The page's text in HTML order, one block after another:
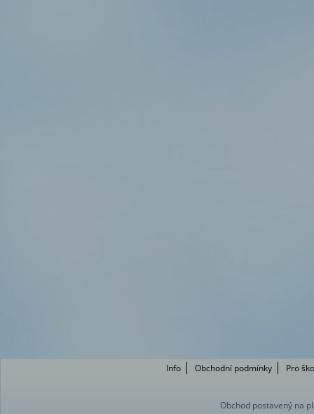
Info Obchodní podmínky Pro
Obchod postavený na